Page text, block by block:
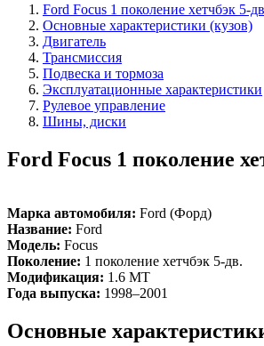
Ford Focus 1 поколение хетчбэк 5-
Основные характеристики (кузов)
Двигатель
Трансмиссия
Подвеска и тормоза
Эксплуатационные характеристики
Рулевое управление
Шины, диски
Ford Focus 1 поколение
Марка автомобиля: Ford (Форд)
Название: Ford
Модель: Focus
Поколение: 1 поколение хетчбэк 5-дв.
Модификация: 1.6 MT
Года выпуска: 1998–2001
Основные